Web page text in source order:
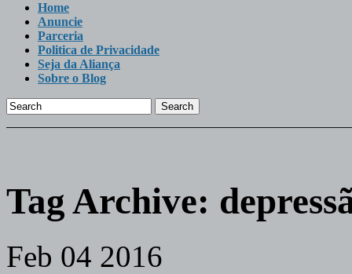
Home
Anuncie
Parceria
Politica de Privacidade
Seja da Aliança
Sobre o Blog
Search
Tag Archive:
Feb 04 2016